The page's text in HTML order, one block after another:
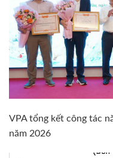
VPA tổng kết công tác
năm 2026